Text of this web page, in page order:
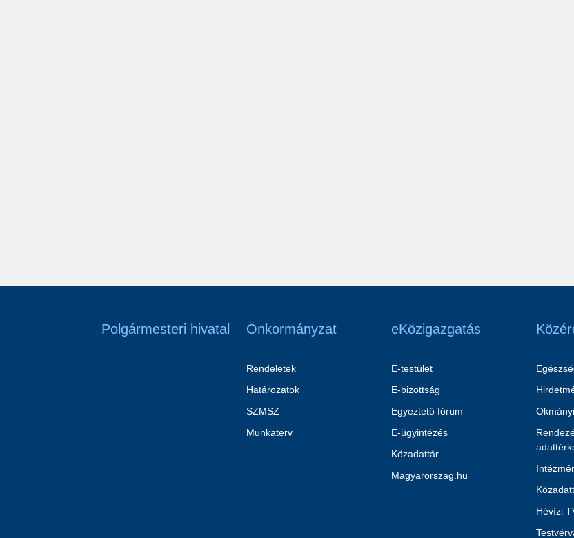
Polgármesteri hivatal Önkormányzat
Rendeletek
Határozatok
SZMSZ
Munkaterv
eKözigazgatás
E-testület
E-bizottság
Egyeztető fórum
E-ügyintézés
Közadattár
Magyarorszag.hu
Hévízi